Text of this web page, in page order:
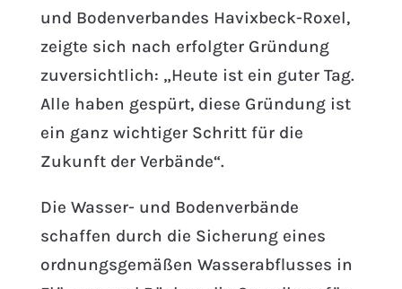
und Bodenverbandes Havixbeck-Roxel,
zeigte sich nach erfolgter Gründung
zuversichtlich: „Heute ist ein guter Tag.
Alle haben gespürt, diese Gründung ist
ein ganz wichtiger Schritt für die
Zukunft der Verbände“.
Die Wasser- und Bodenverbände
schaffen durch die Sicherung eines
ordnungsgemäßen Wasserabflusses in